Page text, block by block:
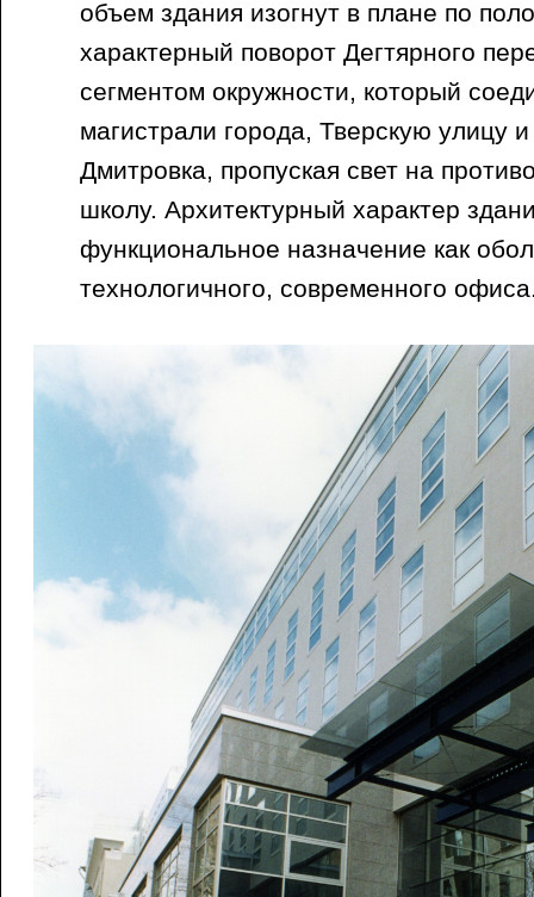
объем здания изогнут в плане по
характерный поворот Дегтярного
сегментом окружности, который
магистрали города, Тверскую улицу
Дмитровка, пропуская свет на
школу. Архитектурный характер
функциональное назначение как
технологичного, современного